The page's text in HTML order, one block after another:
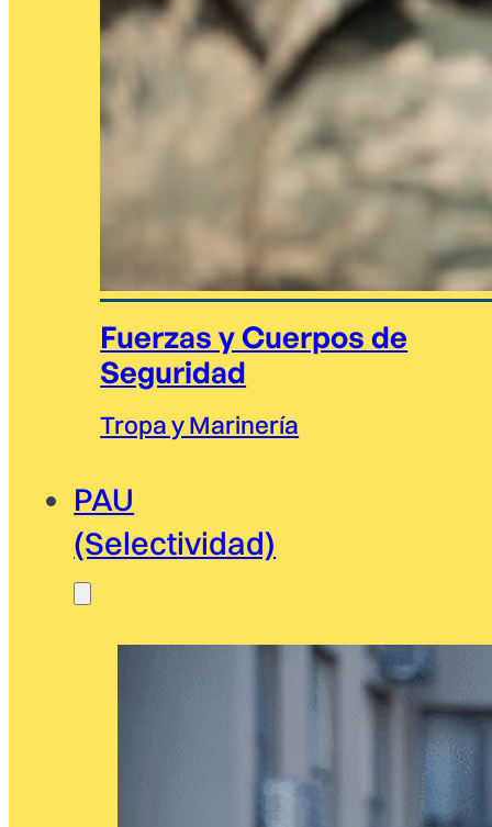
Fuerzas y Cuerpos de
Seguridad
Tropa y Marinería
PAU
(Selectividad)